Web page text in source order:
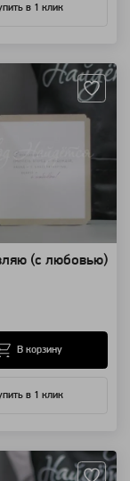
в 1 клик
(с любовью)
в 1 клик
В корзину